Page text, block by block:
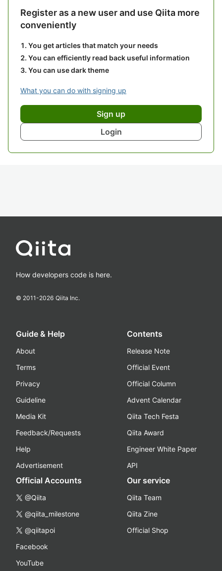
Register as a new user and use Qiita more
conveniently
You get articles that match your needs
You can efficiently read back useful information
You can use dark theme
What you can do with signing up
Sign up
Login
How developers code is here.
© 2011-2026 Qiita Inc.
Guide & Help
About
Terms
Privacy
Guideline
Media Kit
Feedback/Requests
Help
Advertisement
Contents
Release Note
Official Event
Official Column
Advent Calendar
Qiita Tech Festa
Qiita Award
Engineer White Paper
API
Official Accounts
@Qiita
@qiita_milestone
@qiitapoi
Facebook
YouTube
Our service
Qiita Team
Qiita Zine
Official Shop